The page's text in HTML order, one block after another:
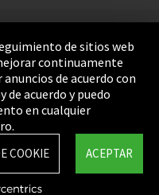
de sitios web
continuamente
de acuerdo con
de acuerdo y puedo
en cualquier
ACEPTAR
COOKIE